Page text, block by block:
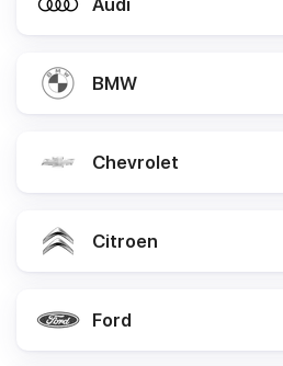
Audi
BMW
Chevrolet
Citroen
Ford